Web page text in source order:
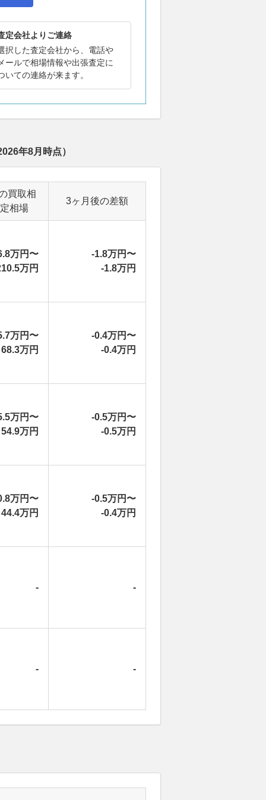
定会社よりご連絡
択した査定会社から、電話や
ールで相場情報や出張査定に
いての連絡が来ます。
年8月 時点）
買取相
相場
3ヶ月後の差額
万円〜
万円
-1.8万円〜
-1.8万円
万円〜
68.3万円
-0.4万円〜
-0.4万円
万円〜
54.9万円
-0.5万円〜
-0.5万円
万円〜
44.4万円
-0.5万円〜
-0.4万円
- -
- -